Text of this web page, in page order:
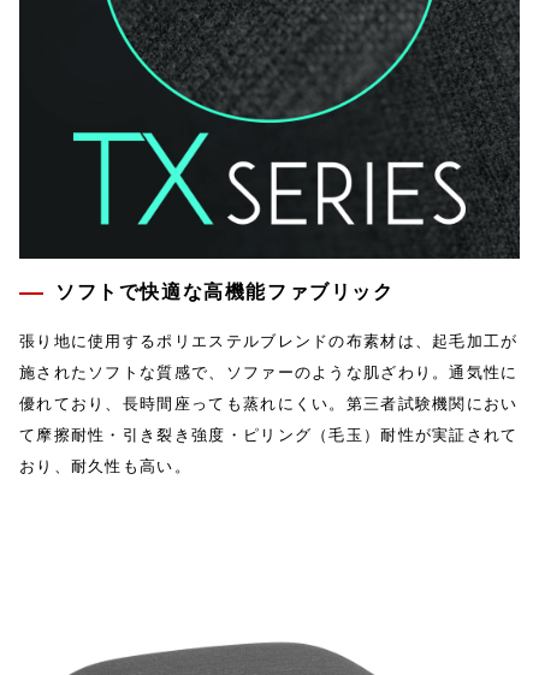
ソフトで快適な高機能ファブリック
張り地に使用するポリエステルブレンドの布素材は、起毛加工が
施されたソフトな質感で、ソファーのような肌ざわり。通気性に
優れており、長時間座っても蒸れにくい。第三者試験機関におい
て摩擦耐性・引き裂き強度・ピリング（毛玉）耐性が実証されて
おり、耐久性も高い。